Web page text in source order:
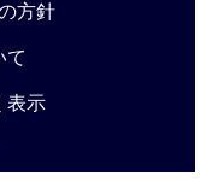
方針
て
表示